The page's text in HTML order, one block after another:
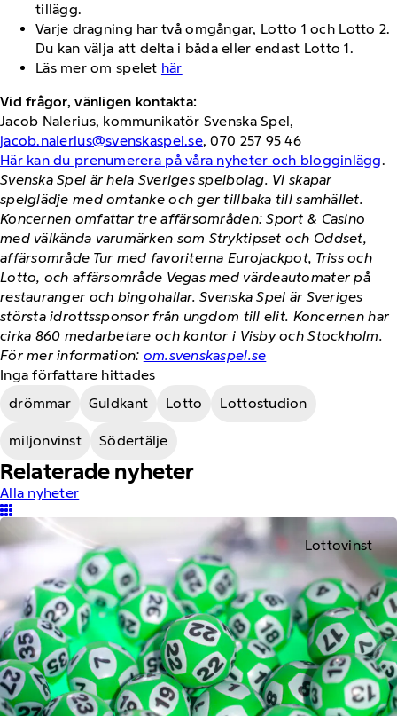
tillägg.
Varje dragning har två omgångar, Lotto 1 och Lotto 2.
Du kan välja att delta i båda eller endast Lotto 1.
Läs mer om spelet här
Vid frågor, vänligen kontakta:
Jacob Nalerius, kommunikatör Svenska Spel,
jacob.nalerius@svenskaspel.se, 070 257 95 46
Här kan du prenumerera på våra nyheter och blogginlägg.
Svenska Spel är hela Sveriges spelbolag. Vi skapar
spelglädje med omtanke och ger tillbaka till samhället.
Koncernen omfattar tre affärsområden: Sport & Casino
med välkända varumärken som Stryktipset och Oddset,
affärsområde Tur med favoriterna Eurojackpot, Triss och
Lotto, och affärsområde Vegas med värdeautomater på
restauranger och bingohallar. Svenska Spel är Sveriges
största idrottssponsor från ungdom till elit. Koncernen har
cirka 860 medarbetare och kontor i Visby och Stockholm.
För mer information: om.svenskaspel.se
Inga författare hittades
drömmar
Guldkant Lotto Lottostudion
miljonvinst Södertälje
Relaterade nyheter
Alla nyheter
Lottovinst